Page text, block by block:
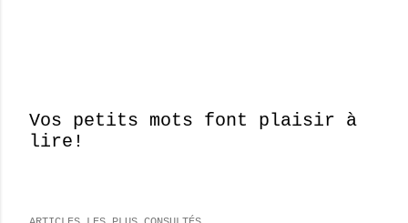
E
Vos petits mots font plaisir à
lire!